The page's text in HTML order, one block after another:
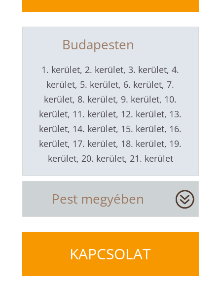
Budapesten
1. kerület, 2. kerület, 3. kerület, 4.
kerület, 5. kerület, 6. kerület, 7.
kerület, 8. kerület, 9. kerület, 10.
kerület, 11. kerület, 12. kerület, 13.
kerület, 14. kerület, 15. kerület, 16.
kerület, 17. kerület, 18. kerület, 19.
kerület, 20. kerület, 21. kerület
Pest megyében
KAPCSOLAT